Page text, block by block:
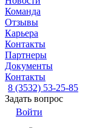
Команда
Отзывы
Карьера
Контакты
Партнеры
Документы
Контакты
8 (3532) 53-25-85
Задать вопрос
Войти